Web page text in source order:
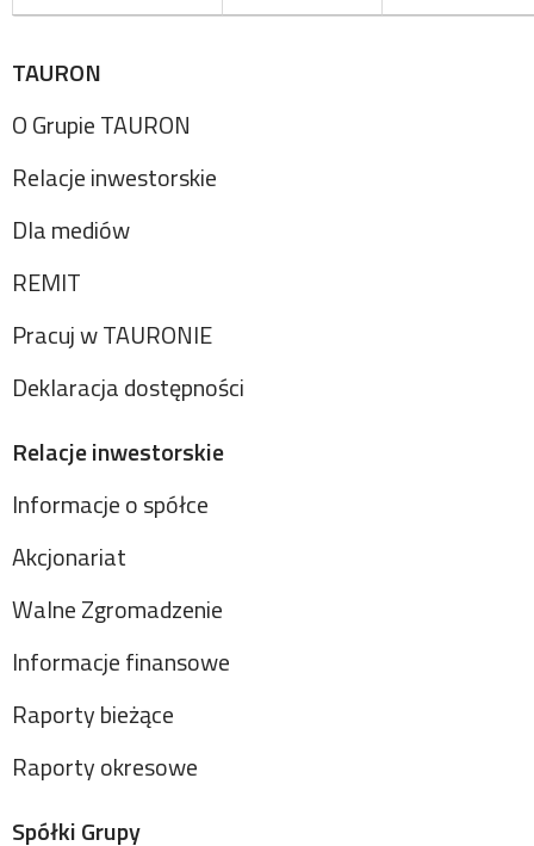
TAURON
O Grupie TAURON
Relacje inwestorskie
Dla mediów
REMIT
Pracuj w TAURONIE
Deklaracja dostępności
Relacje inwestorskie
Informacje o spółce
Akcjonariat
Walne Zgromadzenie
Informacje finansowe
Raporty bieżące
Raporty okresowe
Spółki Grupy